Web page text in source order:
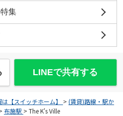
集
LINEで共有する
【スイッチホーム】 > (賃貸)路線・駅か
布施駅 > The K's Ville